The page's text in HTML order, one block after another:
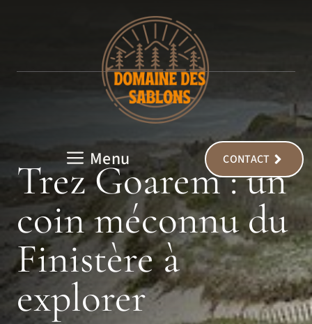
Menu CONTACT
Trez Goarem : un
coin méconnu du
Finistère à
explorer